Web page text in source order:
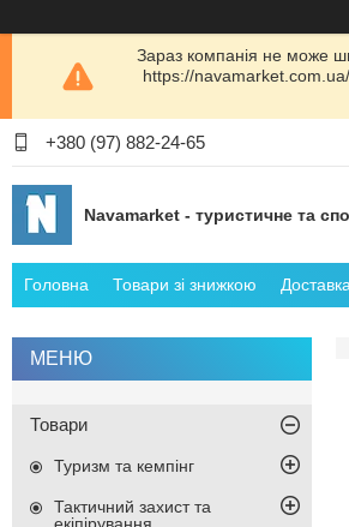
Зараз компанія не може
https://
+380 (97) 882-24-65
Navamarket - туристичне та
Головна Товари зі знижкою
Товари
Туризм та кемпінг
Тактичний захист та